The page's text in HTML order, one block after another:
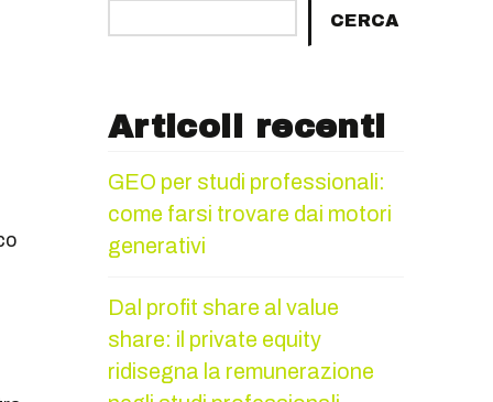
CERCA
Articoli recenti
GEO per studi professionali:
come farsi trovare dai motori
generativi
Dal profit share al value
share: il private equity
ridisegna la remunerazione